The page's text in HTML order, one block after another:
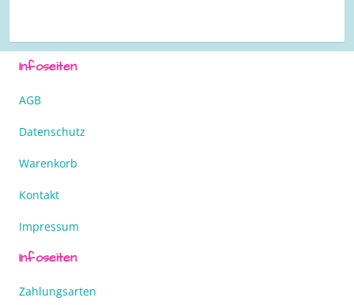
Infoseiten
AGB
Datenschutz
Warenkorb
Kontakt
Impressum
Infoseiten
Zahlungsarten